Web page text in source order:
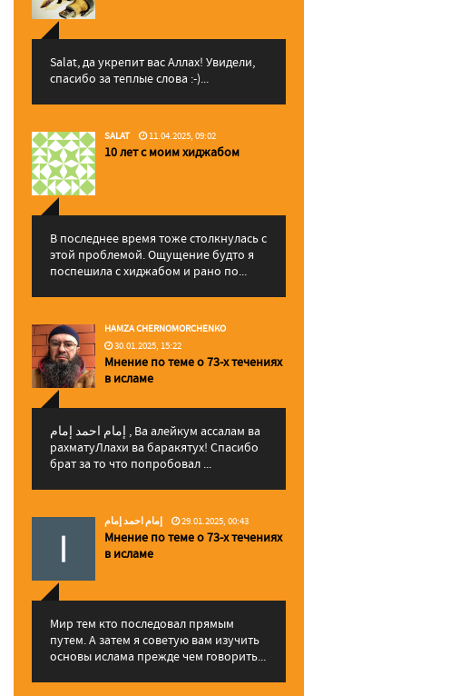
Salat, да укрепит вас Аллаx! Увидели,
спасибо за теплые слова :-)...
SALAT 11.04.2025, 09:02
10 лет с моим хиджабом
В последнее время тоже столкнулась с
этой проблемой. Ощущение будто я
поспешила с хиджабом и рано по...
HAMZA CHERNOMORCHENKO
30.01.2025, 15:22
Мнение по теме о 73-х течениях
в исламе
إمام احمد إمام , Ва алейкум ассалам ва
рахматуЛлахи ва баракятух! Спасибо
брат за то что попробовал ...
إمام احمد إمام 29.01.2025, 00:43
Мнение по теме о 73-х течениях
в исламе
Мир тем кто последовал прямым
путем. А затем я советую вам изучить
основы ислама прежде чем говорить...